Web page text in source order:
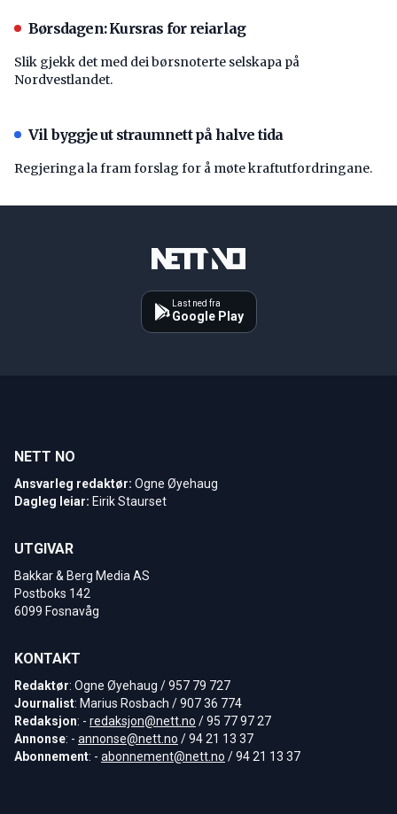
Børsdagen: Kursras for reiarlag
Slik gjekk det med dei børsnoterte selskapa på
Nordvestlandet.
Vil byggje ut straumnett på halve tida
Regjeringa la fram forslag for å møte kraftutfordringane.
Last ned fra
Google Play
NETT NO
Ansvarleg redaktør: Ogne Øyehaug
Dagleg leiar: Eirik Staurset
UTGIVAR
Bakkar & Berg Media AS
Postboks 142
6099 Fosnavåg
KONTAKT
Redaktør: Ogne Øyehaug / 957 79 727
Journalist: Marius Rosbach / 907 36 774
Redaksjon: - redaksjon@nett.no / 95 77 97 27
Annonse: - annonse@nett.no / 94 21 13 37
Abonnement: - abonnement@nett.no / 94 21 13 37